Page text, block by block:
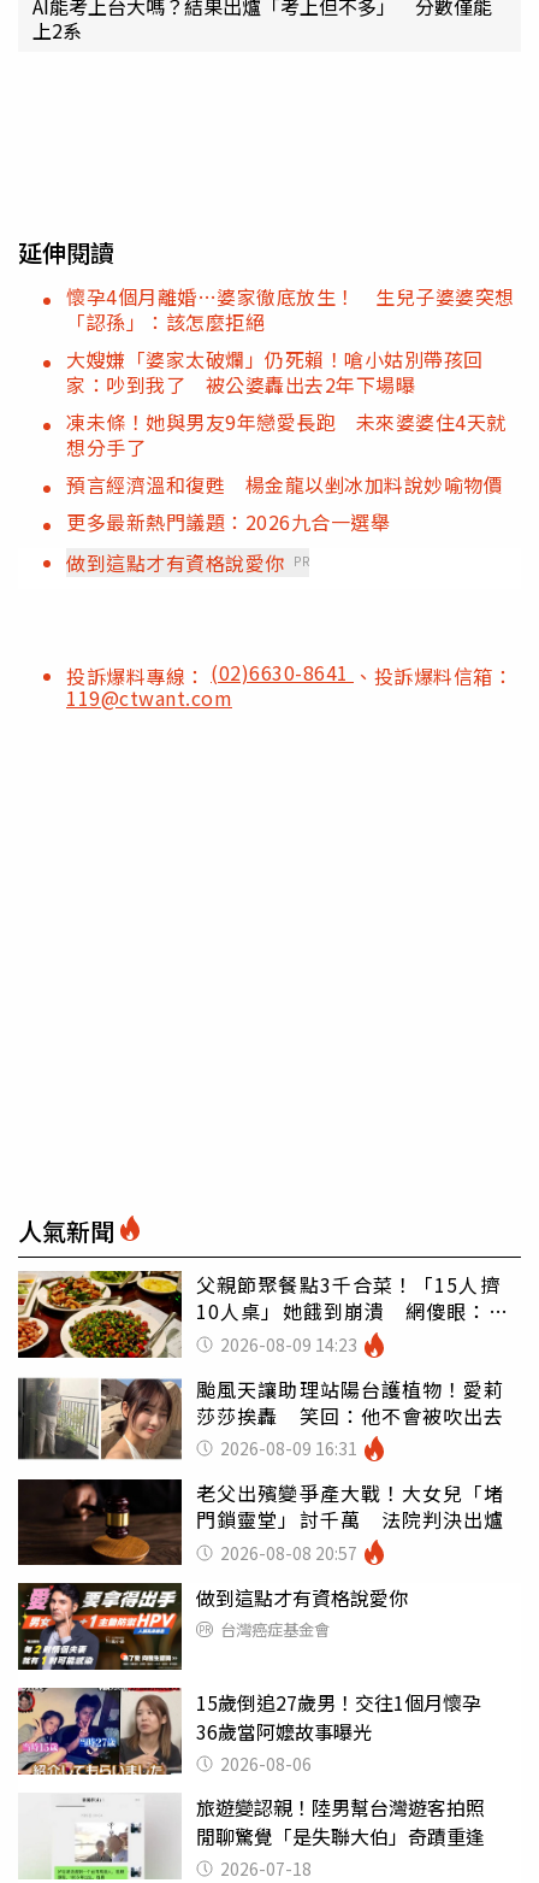
AI能考上台大嗎？結果出爐「考上但不多」 分數僅能
上2系
延伸閱讀
懷孕4個月離婚…婆家徹底放生！ 生兒子婆婆突想
「認孫」：該怎麼拒絕
大嫂嫌「婆家太破爛」仍死賴！嗆小姑別帶孩回
家：吵到我了 被公婆轟出去2年下場曝
凍未條！她與男友9年戀愛長跑 未來婆婆住4天就
想分手了
預言經濟溫和復甦 楊金龍以剉冰加料說妙喻物價
更多最新熱門議題：2026九合一選舉
做到這點才有資格說愛你 PR
投訴爆料專線： (02)6630-8641 、投訴爆料信箱：
119@ctwant.com
人氣新聞
父親節聚餐點3千合菜！「15人擠
10人桌」她餓到崩潰 網傻眼：讓
店家看笑話
2026-08-09 14:23
颱風天讓助理站陽台護植物！愛莉
莎莎挨轟 笑回：他不會被吹出去
2026-08-09 16:31
老父出殯變爭產大戰！大女兒「堵
門鎖靈堂」討千萬 法院判決出爐
2026-08-08 20:57
做到這點才有資格說愛你
台灣癌症基金會
15歲倒追27歲男！交往1個月懷孕
36歲當阿嬤故事曝光
2026-08-06
旅遊變認親！陸男幫台灣遊客拍照
閒聊驚覺「是失聯大伯」奇蹟重逢
2026-07-18